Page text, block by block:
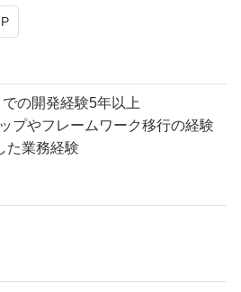
の開発経験5年以上
プやフレームワーク移行の経験
た業務経験